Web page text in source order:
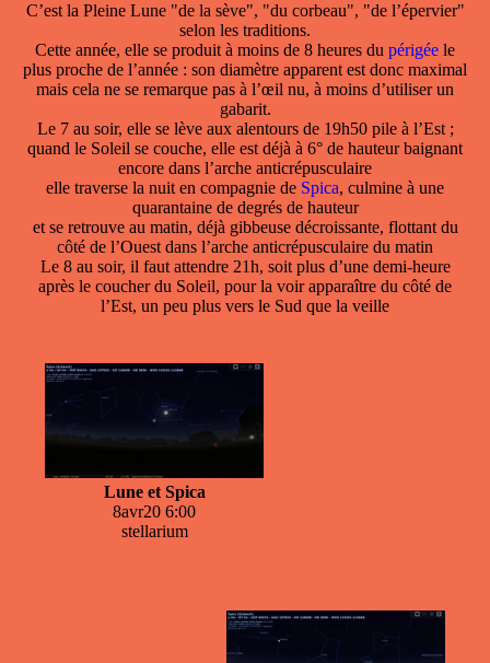
C’est la Pleine Lune "de la sève", "du corbeau", "de l’épervier"
selon les traditions.
Cette année, elle se produit à moins de 8 heures du périgée le
plus proche de l’année : son diamètre apparent est donc maximal
mais cela ne se remarque pas à l’œil nu, à moins d’utiliser un
gabarit.
Le 7 au soir, elle se lève aux alentours de 19h50 pile à l’Est ;
quand le Soleil se couche, elle est déjà à 6° de hauteur baignant
encore dans l’arche anticrépusculaire
elle traverse la nuit en compagnie de Spica, culmine à une
quarantaine de degrés de hauteur
et se retrouve au matin, déjà gibbeuse décroissante, flottant du
côté de l’Ouest dans l’arche anticrépusculaire du matin
Le 8 au soir, il faut attendre 21h, soit plus d’une demi-heure
après le coucher du Soleil, pour la voir apparaître du côté de
l’Est, un peu plus vers le Sud que la veille
Lune et Spica
8avr20 6:00
stellarium